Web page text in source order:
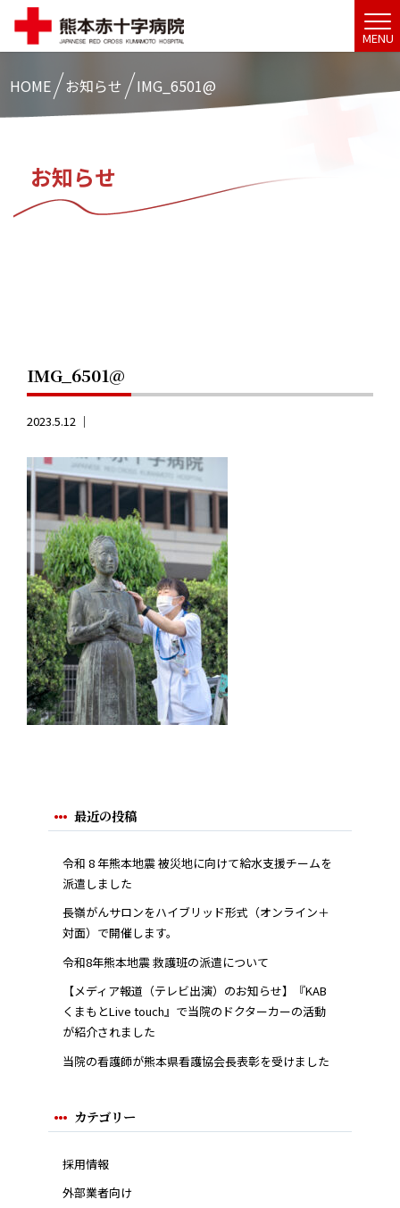
MENU
HOME お知らせ IMG_6501@
お知らせ
IMG_6501@
2023.5.12 ｜
最近の投稿
令和 8 年熊本地震 被災地に向けて給水支援チームを
派遣しました
長嶺がんサロンをハイブリッド形式（オンライン＋
対面）で開催します。
令和8年熊本地震 救護班の派遣について
【メディア報道（テレビ出演）のお知らせ】『KAB
くまもとLive touch』で当院のドクターカーの活動
が紹介されました
当院の看護師が熊本県看護協会長表彰を受けました
カテゴリー
採用情報
外部業者向け